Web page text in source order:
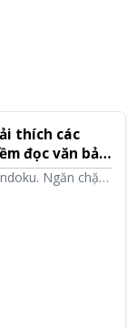
thích các
đọc văn bản
Ngăn chặn